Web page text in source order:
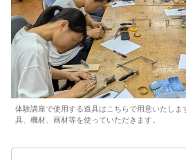
体験講座で使用する道具はこちらで用意いたしま
具、機材、画材等を使っていただきます。